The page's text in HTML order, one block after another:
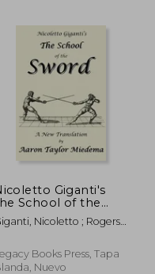
50%
dcto.
Giganti's
School of the
A New
by Aaron
Nicoletto ; Rogers,
Books Press, Tapa
Nuevo